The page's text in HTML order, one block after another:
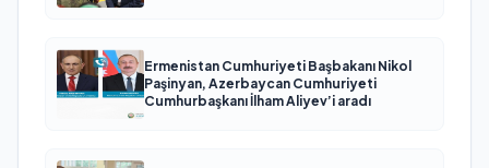
Ermenistan Cumhuriyeti Başbakanı Nikol
Paşinyan, Azerbaycan Cumhuriyeti
Cumhurbaşkanı İlham Aliyev’i aradı